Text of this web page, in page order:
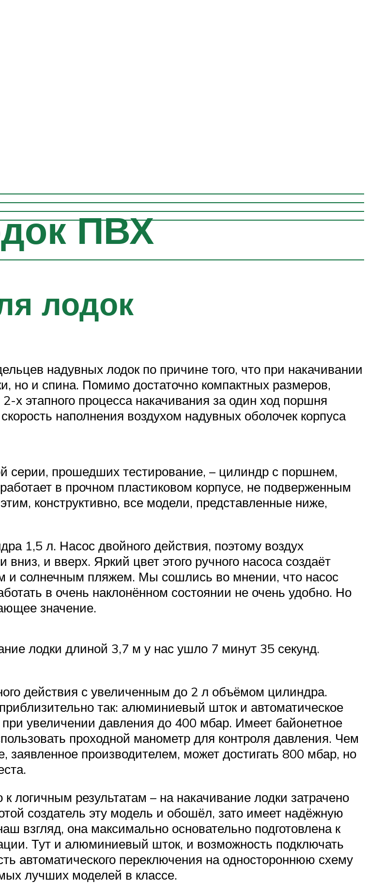
ПВХ
лодок
надувных лодок по причине того, что при накачивании
но и спина. Помимо достаточно компактных размеров,
х этапного процесса накачивания за один ход поршня
наполнения воздухом надувных оболочек корпуса
серии, прошедших тестирование, – цилиндр с поршнем,
в прочном пластиковом корпусе, не подверженным
конструктивно, все модели, представленные ниже,
1,5 л. Насос двойного действия, поэтому воздух
и вверх. Яркий цвет этого ручного насоса создаёт
и солнечным пляжем. Мы сошлись во мнении, что насос
в очень наклонённом состоянии не очень удобно. Но
значение.
лодки длиной 3,7 м у нас ушло 7 минут 35 секунд.
действия с увеличенным до 2 л объёмом цилиндра.
так: алюминиевый шток и автоматическое
увеличении давления до 400 мбар. Имеет байонетное
проходной манометр для контроля давления. Чем
производителем, может достигать 800 мбар, но
логичным результатам – на накачивание лодки затрачено
создатель эту модель и обошёл, зато имеет надёжную
взгляд, она максимально основательно подготовлена к
Тут и алюминиевый шток, и возможность подключать
автоматического переключения на одностороннюю схему
лучших моделей в классе.